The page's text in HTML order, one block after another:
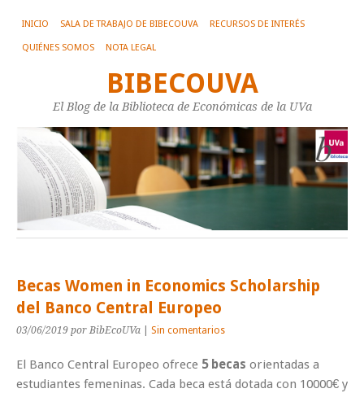
INICIO SALA DE TRABAJO DE BIBECOUVA RECURSOS DE INTERÉS
QUIÉNES SOMOS NOTA LEGAL
BIBECOUVA
El Blog de la Biblioteca de Económicas de la UVa
Becas Women in Economics Scholarship
del Banco Central Europeo
03/06/2019 por BibEcoUVa Sin comentarios
El Banco Central Europeo ofrece 5 becas orientadas a
estudiantes femeninas. Cada beca está dotada con 10000€ y